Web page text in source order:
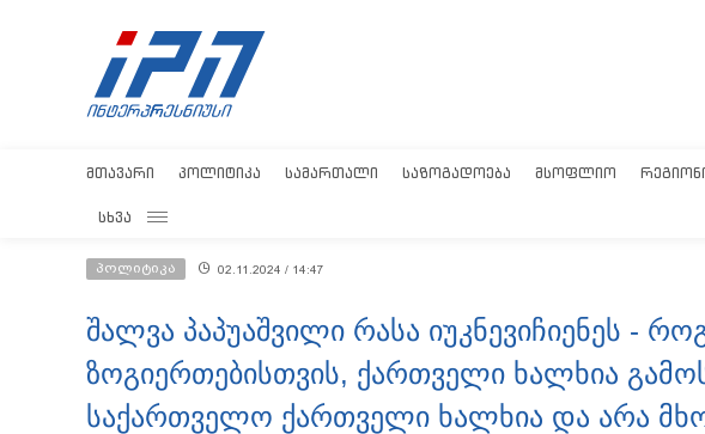
ᲛᲗᲐᲕᲐᲠᲘ ᲞᲝᲚᲘᲢᲘᲙᲐ ᲡᲐᲛᲐᲠᲗᲐᲚᲘ ᲡᲐᲖᲝᲒᲐᲓᲝᲔᲑᲐ ᲛᲡᲝᲤᲚᲘᲝ
ᲡᲮᲕᲐ
პოლიტიკა 02.11.2024 / 14:47
შალვა პაპუაშვილი რასა იუკნევიჩიენეს -
ზოგიერთებისთვის, ქართველი ხალხია
საქართველო ქართველი ხალხია და არა